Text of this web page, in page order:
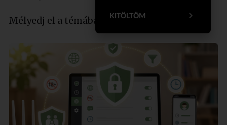
KITÖLTÖM
Mélyedj el a témában szakértőnkkel!